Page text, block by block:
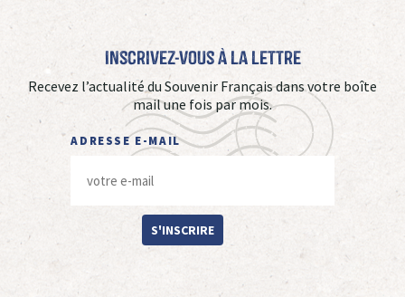
Inscrivez-vous à La Lettre
Recevez l’actualité du Souvenir Français dans votre boîte
mail une fois par mois.
ADRESSE E-MAIL
S'INSCRIRE